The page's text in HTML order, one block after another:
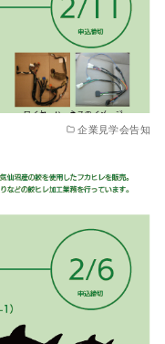
企業見学会告知